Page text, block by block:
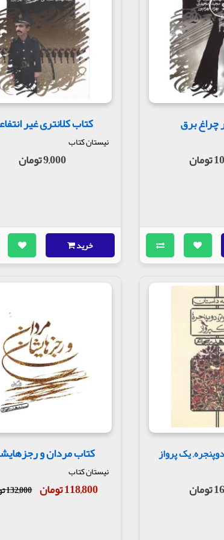
خیره شده‌اند. حاجی کمی ‌مسن‌تر از عباس و مجتبی است، با ریش و
جوانند امّا کارکشته و جنگ‌دیده. هر سه بی‌قرارند و التهاب و
چراغ برق کتاب کلانتری غیر
نیستان کتاب
9,000 تومان
خرید
یک پرواز کتاب مردان و
نیستان کتاب
118,800 تومان 132,000 تومان